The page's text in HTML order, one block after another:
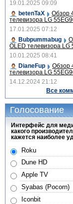
19.01.2025 09:09
betenTaX
Обзор
телевизора LG
17.01.2025 07:12
Bubpummabug
OLED телевизора LG
10.01.2025 08:41
DianeFup
Обзор
телевизора LG
14.12.2024 21:12
Все
Голосование
Интерфейс для
какого
кажется наиболее
Roku
Dune HD
Apple TV
Syabas (Pocorn)
Iconbit